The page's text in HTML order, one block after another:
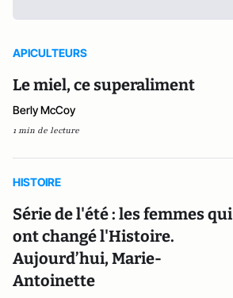
APICULTEURS
Le miel, ce superaliment
Berly McCoy
1 min de lecture
HISTOIRE
Série de l'été : les femmes qui
ont changé l'Histoire.
Aujourd’hui, Marie-
Antoinette